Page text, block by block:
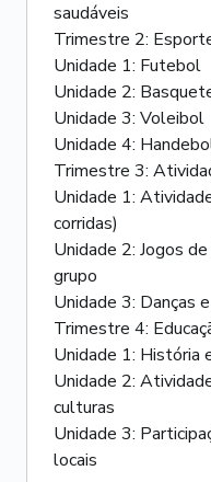
saudáveis
Trimestre 2:
Unidade 1: Futebol
Unidade 2:
Unidade 3: Voleibol
Unidade 4:
Trimestre 3:
Unidade 1:
corridas)
Unidade 2: Jogos
grupo
Unidade 3: Danças
Trimestre 4:
Unidade 1: História
Unidade 2:
culturas
Unidade 3: